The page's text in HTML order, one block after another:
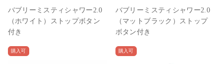
バブリーミスティシャワー2.0
（ホワイト）ストップボタン
付き
バブリーミスティシャワー2.0
（マットブラック）ストップ
ボタン付き
購入可 購入可